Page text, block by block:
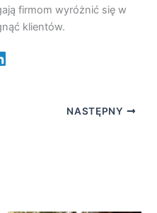
firmom wyróżnić się w
klientów.
NASTĘPNY